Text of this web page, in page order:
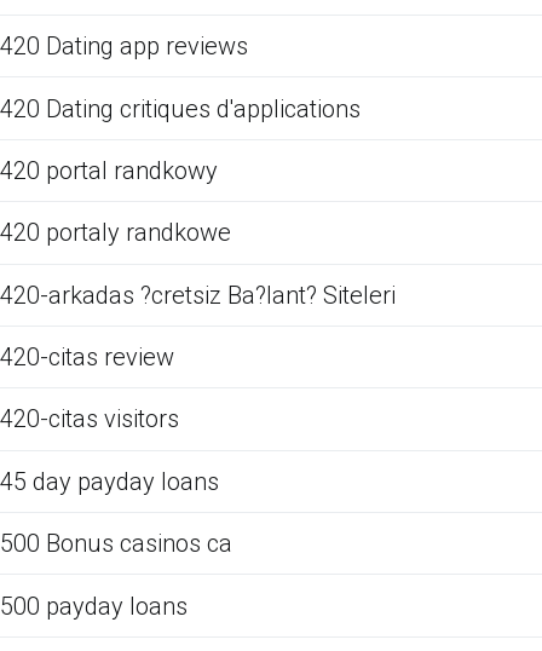
420 Dating app reviews
420 Dating critiques d'applications
420 portal randkowy
420 portaly randkowe
420-arkadas ?cretsiz Ba?lant? Siteleri
420-citas review
420-citas visitors
45 day payday loans
500 Bonus casinos ca
500 payday loans